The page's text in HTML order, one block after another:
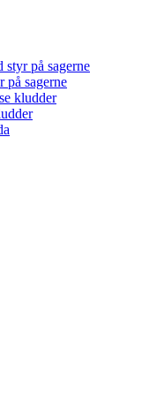
på sagerne
på sagerne
kludder